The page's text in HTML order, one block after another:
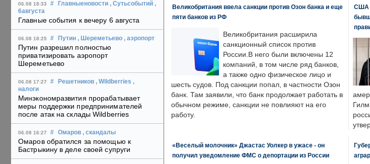
06.08 18:33 # Главныеновости , Сутьсобытий ,
6августа
Главные события к вечеру 6 августа
06.08 18:25 # Путин , Шереметьево , аэропорт
Путин разрешил полностью
приватизировать аэропорт
Шереметьево
06.08 17:27 # Решетников , Wildberries ,
налоги
Минэкономразвития прорабатывает
меры поддержки предпринимателей
после атак на склады Wildberries
06.08 16:27 # Омаров , скандалы
Омаров обратился за помощью к
Бастрыкину в деле своей супруги
Великобритания ввела санкции против Озон банка и еще
пяти банков из РФ
Великобритания расширила
санкционный список против
России.В него были включены 12
компаний, в том числе ряд банков,
а также одно физическое лицо и
шесть судов. Под санкции попал, в частности Озон
банк. Там заявили, что банк продолжает работать в
обычном режиме, санкции не повлияют на его
работу.
США
«Веселый молочник» Джастас Уолкер в ужасе - он
получил уведомление ФМС о депортации из России